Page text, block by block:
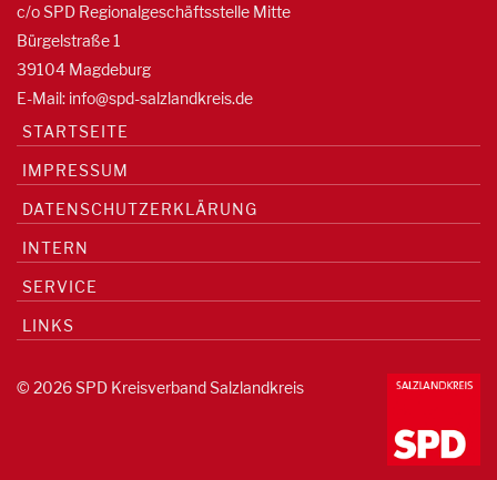
c/o SPD Regionalgeschäftsstelle Mitte
Bürgelstraße 1
39104 Magdeburg
E-Mail: info@spd-salzlandkreis.de
STARTSEITE
IMPRESSUM
DATENSCHUTZERKLÄRUNG
INTERN
SERVICE
LINKS
© 2026 SPD Kreisverband Salzlandkreis